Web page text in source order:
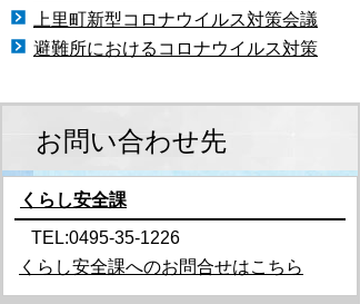
上里町新型コロナウイルス対策会議
避難所におけるコロナウイルス対策
お問い合わせ先
くらし安全課
TEL:0495-35-1226
くらし安全課へのお問合せはこちら